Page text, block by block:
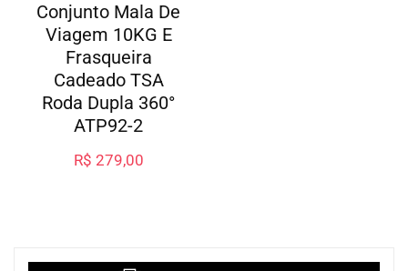
Conjunto Mala De
Viagem 10KG E
Frasqueira
Cadeado TSA
Roda Dupla 360°
ATP92-2
R$ 279,00